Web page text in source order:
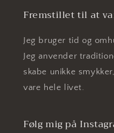
Fremstillet til at
Jeg bruger tid og
Jeg anvender
skabe unikke
vare hele livet.
Følg mig på